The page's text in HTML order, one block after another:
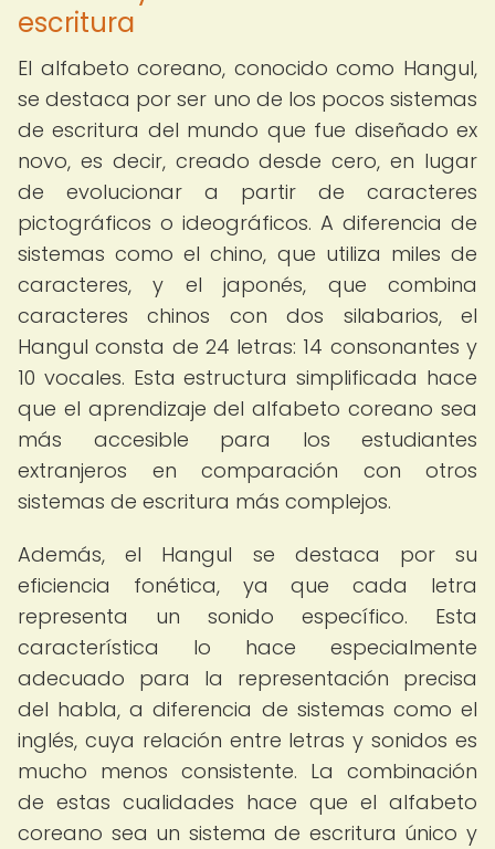
escritura
El alfabeto coreano, conocido como Hangul,
se destaca por ser uno de los pocos sistemas
de escritura del mundo que fue diseñado ex
novo, es decir, creado desde cero, en lugar
de evolucionar a partir de caracteres
pictográficos o ideográficos. A diferencia de
sistemas como el chino, que utiliza miles de
caracteres, y el japonés, que combina
caracteres chinos con dos silabarios, el
Hangul consta de 24 letras: 14 consonantes y
10 vocales. Esta estructura simplificada hace
que el aprendizaje del alfabeto coreano sea
más accesible para los estudiantes
extranjeros en comparación con otros
sistemas de escritura más complejos.
Además, el Hangul se destaca por su
eficiencia fonética, ya que cada letra
representa un sonido específico. Esta
característica lo hace especialmente
adecuado para la representación precisa
del habla, a diferencia de sistemas como el
inglés, cuya relación entre letras y sonidos es
mucho menos consistente. La combinación
de estas cualidades hace que el alfabeto
coreano sea un sistema de escritura único y